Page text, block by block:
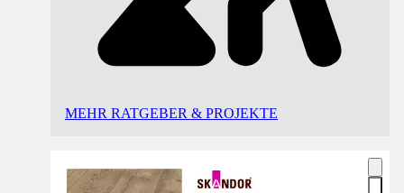
MEHR RATGEBER & PROJEKTE